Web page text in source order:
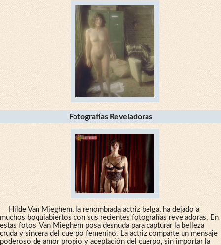
Fotografías Reveladoras
Hilde Van Mieghem, la renombrada actriz belga, ha dejado a
muchos boquiabiertos con sus recientes fotografías reveladoras. En
estas fotos, Van Mieghem posa desnuda para capturar la belleza
cruda y sincera del cuerpo femenino. La actriz comparte un mensaje
poderoso de amor propio y aceptación del cuerpo, sin importar la